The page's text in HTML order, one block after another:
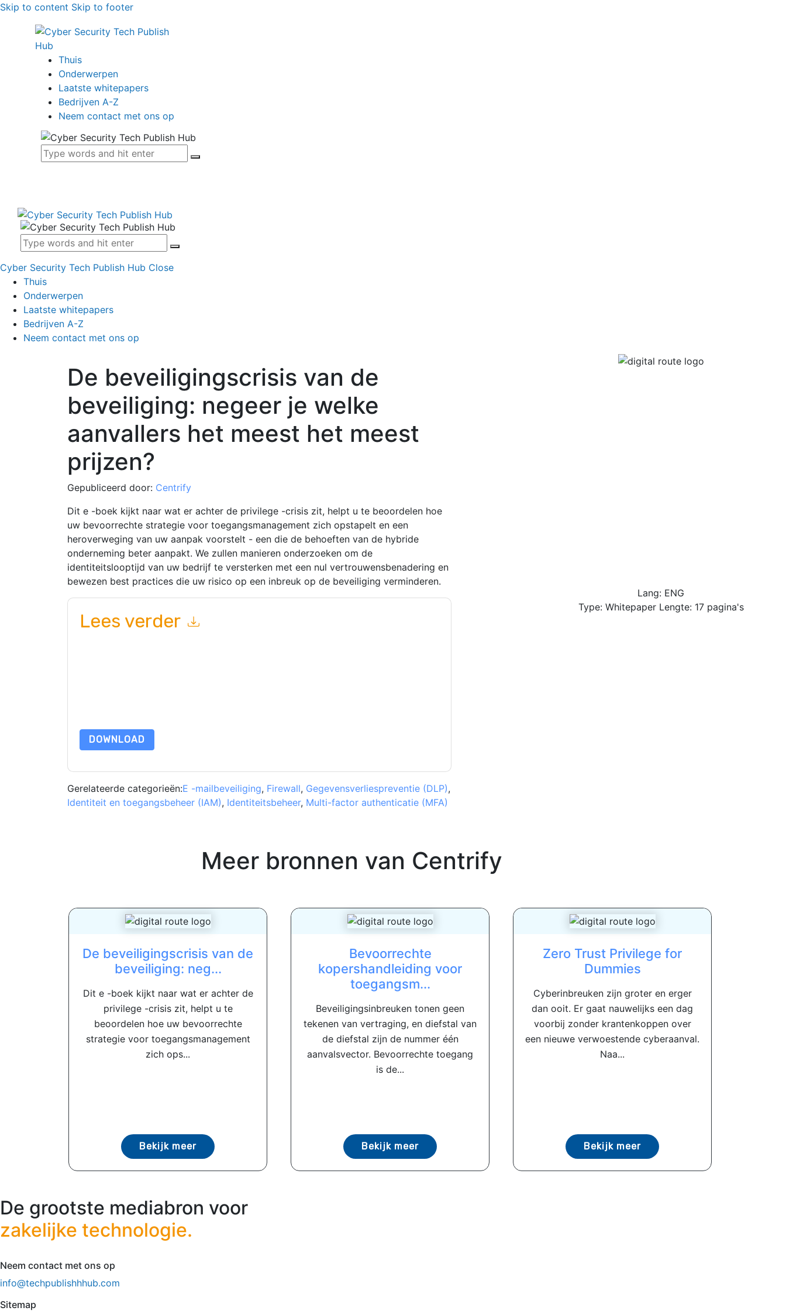
Skip to content Skip to footer
Thuis
Onderwerpen
Laatste whitepapers
Bedrijven A-Z
Neem contact met ons op
Cyber Security Tech Publish Hub Close
Thuis
Onderwerpen
Laatste whitepapers
Bedrijven A-Z
Neem contact met ons op
De beveiligingscrisis van de
beveiliging: negeer je welke
aanvallers het meest het meest
prijzen?
Gepubliceerd door: Centrify
Dit e -boek kijkt naar wat er achter de privilege -crisis zit, helpt u te beoordelen hoe
uw bevoorrechte strategie voor toegangsmanagement zich opstapelt en een
heroverweging van uw aanpak voorstelt - een die de behoeften van de hybride
onderneming beter aanpakt. We zullen manieren onderzoeken om de
identiteitslooptijd van uw bedrijf te versterken met een nul vertrouwensbenadering en
bewezen best practices die uw risico op een inbreuk op de beveiliging verminderen.
Lees verder
DOWNLOAD
Gerelateerde categorieën:E -mailbeveiliging, Firewall, Gegevensverliespreventie (DLP),
Identiteit en toegangsbeheer (IAM), Identiteitsbeheer, Multi-factor authenticatie (MFA)
Lang: ENG
Type: Whitepaper Lengte: 17 pagina's
Meer bronnen van Centrify
De beveiligingscrisis van de
beveiliging: neg...
Dit e -boek kijkt naar wat er achter de
privilege -crisis zit, helpt u te
beoordelen hoe uw bevoorrechte
strategie voor toegangsmanagement
zich ops...
Bekijk meer
Bevoorrechte
kopershandleiding voor
toegangsm...
Beveiligingsinbreuken tonen geen
tekenen van vertraging, en diefstal van
de diefstal zijn de nummer één
aanvalsvector. Bevoorrechte toegang
is de...
Bekijk meer
Zero Trust Privilege for
Dummies
Cyberinbreuken zijn groter en erger
dan ooit. Er gaat nauwelijks een dag
voorbij zonder krantenkoppen over
een nieuwe verwoestende cyberaanval.
Naa...
Bekijk meer
De grootste mediabron voor
zakelijke technologie.
Neem contact met ons op
info@techpublishhhub.com
Sitemap